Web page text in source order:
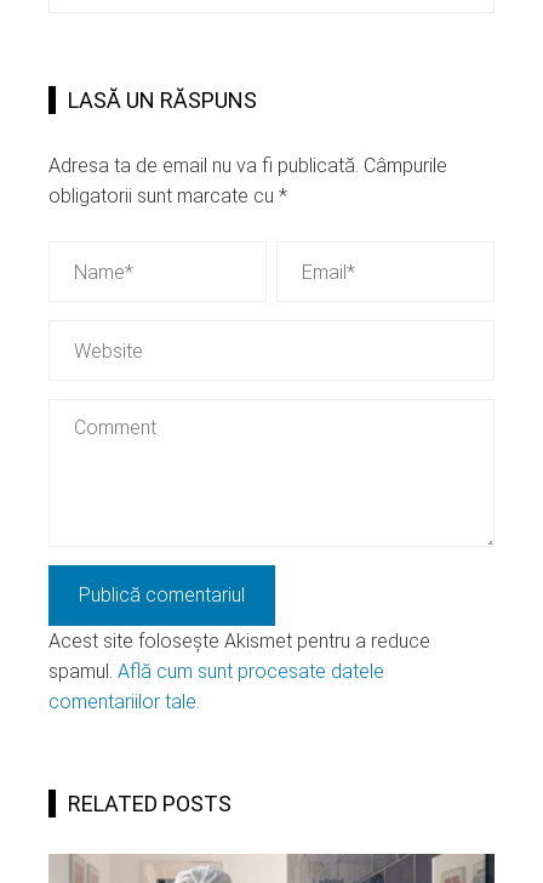
LASĂ UN RĂSPUNS
Adresa ta de email nu va fi publicată. Câmpurile
obligatorii sunt marcate cu *
Acest site folosește Akismet pentru a reduce
spamul. Află cum sunt procesate datele
comentariilor tale.
RELATED POSTS